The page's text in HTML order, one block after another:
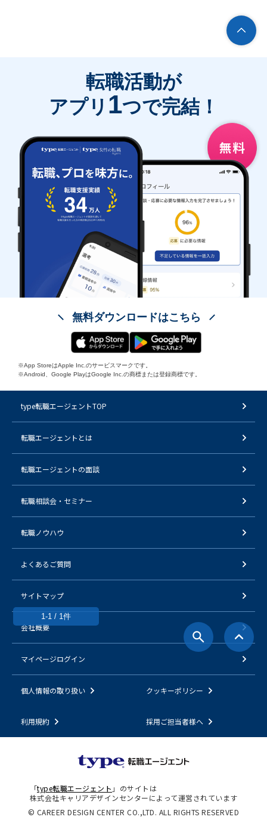
1-1 / 1件
転職活動が
アプリ 1つで完結！
無料ダウンロードはこちら
※App StoreはApple Inc.のサービスマークです。
※Android、Google PlayはGoogle Inc.の商標または登録商標です。
type転職エージェントTOP
転職エージェントとは
転職エージェントの面談
転職相談会・セミナー
転職ノウハウ
よくあるご質問
サイトマップ
会社概要
マイページログイン
個人情報の取り扱い クッキーポリシー
利用規約 採用ご担当者様へ
「type転職エージェント 」のサイトは
株式会社キャリアデザインセンターによって運営されています
© CAREER DESIGN CENTER CO.,LTD. ALL RIGHTS RESERVED